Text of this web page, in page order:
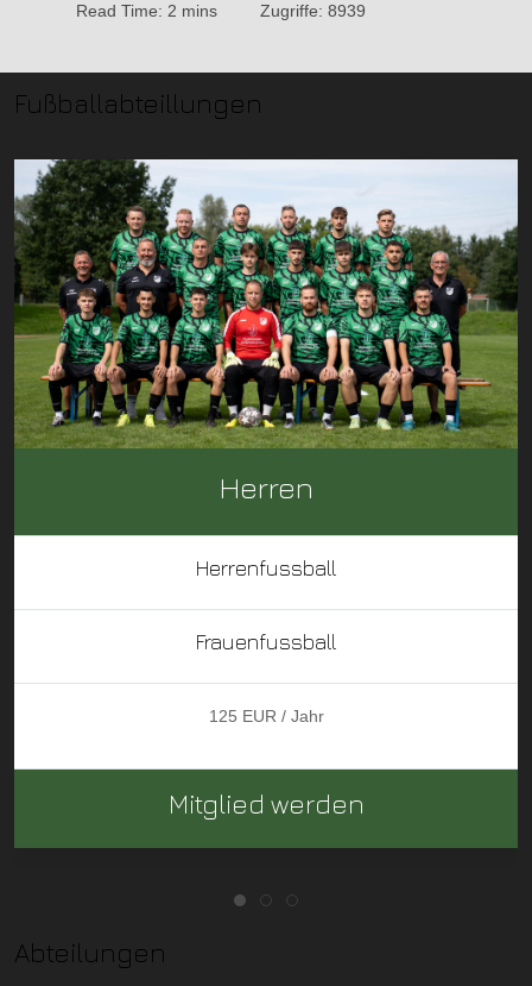
Read Time: 2 mins Zugriffe: 8939
Fußballabteillungen
Herren
Herrenfussball
Frauenfussball
125 EUR / Jahr
Mitglied werden
Abteilungen